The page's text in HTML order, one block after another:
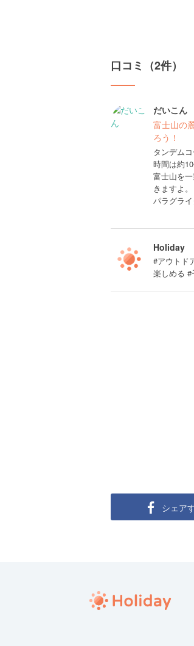
口コミ（2件）
だいこん
富士山の
ろう！
タンデム
時間は約10
富士山を
きますよ。
パラグラ
Holiday
#アウトド
楽しめる #
シェア